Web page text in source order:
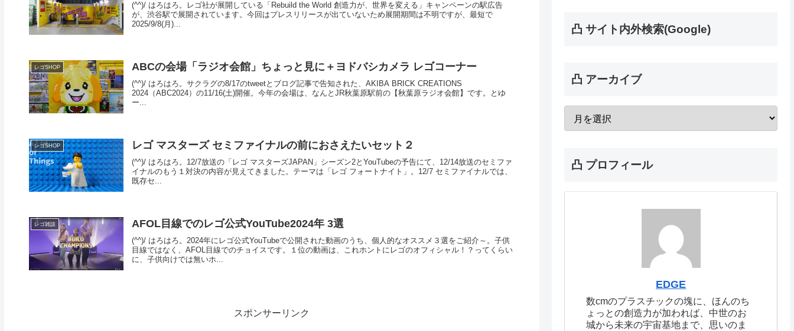
(^^)/ はろはろ。レゴ社が展開している「Rebuild the World 創造力が、世界を変える」キャンペーンの駅広告
が、渋谷駅で展開されています。今回はプレスリリースが出ていないため展開期間は不明ですが、最短で
2025/9/8(月)...
レゴSHOP ABCの会場「ラジオ会館」ちょっと見に＋ヨドバシカメラ レゴコーナー
(^^)/ はろはろ。サクラグの8/17のtweetとブログ記事で告知された、AKIBA BRICK CREATIONS
2024（ABC2024）の11/16(土)開催。今年の会場は、なんとJR秋葉原駅前の【秋葉原ラジオ会館】です。とゆ
ー...
レゴSHOP レゴ マスターズ セミファイナルの前におさえたいセット２
(^^)/ はろはろ。12/7放送の「レゴ マスターズJAPAN」シーズン2とYouTubeの予告にて、12/14放送のセミファ
イナルのもう１対決の内容が見えてきました。テーマは「レゴ フォートナイト」。12/7 セミファイナルでは、
既存セ...
レゴ雑談 AFOL目線でのレゴ公式YouTube2024年 3選
(^^)/ はろはろ。2024年にレゴ公式YouTubeで公開された動画のうち、個人的なオススメ３選をご紹介～。子供
目線ではなく、AFOL目線でのチョイスです。１位の動画は、これホントにレゴのオフィシャル！？ってくらい
に、子供向けでは無いホ...
スポンサーリンク
凸 サイト内外検索(Google)
凸 アーカイブ
凸 プロフィール
EDGE
数cmのプラスチックの塊に、ほんのち
ょっとの創造力が加われば、中世のお
城から未来の宇宙基地まで、思いのま